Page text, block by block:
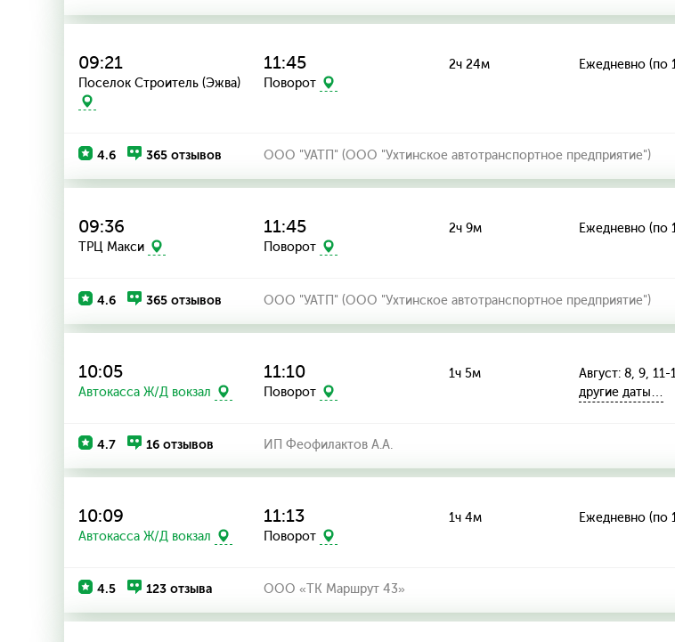
09:21
Поселок Строитель (Эжва)
11:45
Поворот
2ч 24м Ежедневно (по
4.6 365 отзывов ООО "УАТП" (ООО "Ухтинское автотранспортное предприятие")
09:36
ТРЦ Макси
11:45
Поворот
2ч 9м Ежедневно (по
4.6 365 отзывов ООО "УАТП" (ООО "Ухтинское автотранспортное предприятие")
10:05
Автокасса Ж/Д вокзал
11:10
Поворот
1ч 5м
Август: 8, 9, 11-
другие даты…
4.7 16 отзывов ИП Феофилактов А.А.
10:09
Автокасса Ж/Д вокзал
11:13
Поворот
1ч 4м Ежедневно (по
4.5 123 отзыва ООО «ТК Маршрут 43»